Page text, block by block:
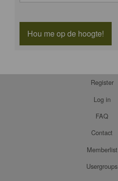
Hou me op de hoogte!
Register
Log in
FAQ
Contact
Memberlist
Usergroups